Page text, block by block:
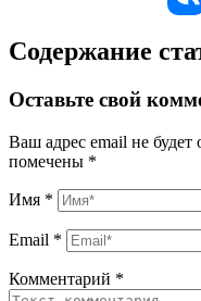
Содержание
Оставьте свой
Ваш адрес email не будет
помечены *
Имя *
Email *
Комментарий *